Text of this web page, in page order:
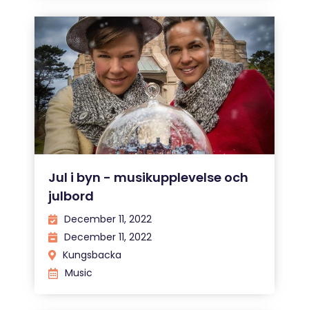
Jul i byn - musikupplevelse och
julbord
December 11, 2022
December 11, 2022
Kungsbacka
Music